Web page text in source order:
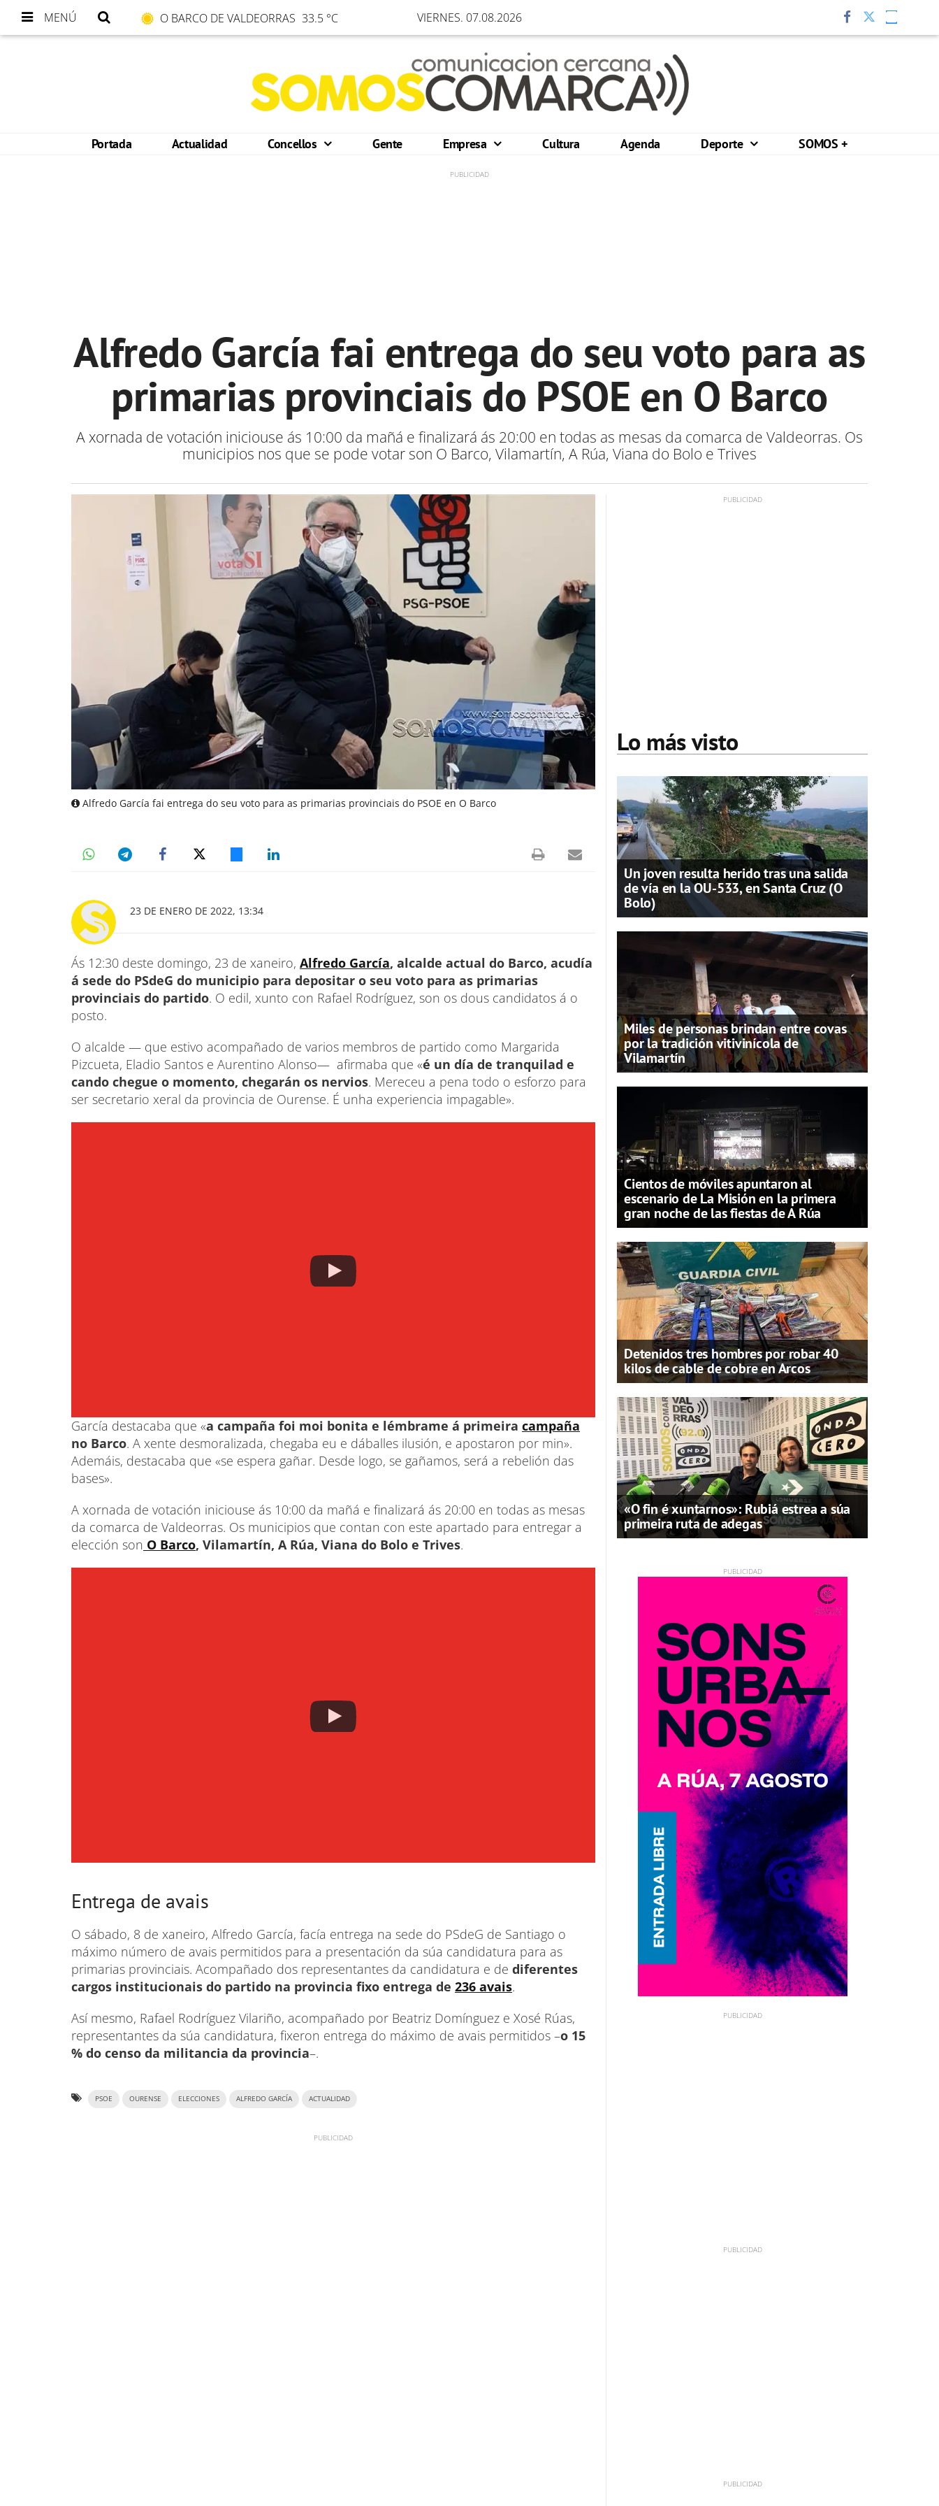
MENÚ O BARCO DE VALDEORRAS 33.5 °C VIERNES. 07.08.2026
Portada Actualidad Concellos Gente Empresa Cultura Agenda Deporte SOMOS +
Alfredo García fai entrega do seu voto para as
primarias provinciais do PSOE en O Barco
A xornada de votación iniciouse ás 10:00 da mañá e finalizará ás 20:00 en todas as mesas da comarca de Valdeorras. Os
municipios nos que se pode votar son O Barco, Vilamartín, A Rúa, Viana do Bolo e Trives
Alfredo García fai entrega do seu voto para as primarias provinciais do PSOE en O Barco
23 DE ENERO DE 2022, 13:34
Ás 12:30 deste domingo, 23 de xaneiro, Alfredo García, alcalde actual do Barco, acudía
á sede do PSdeG do municipio para depositar o seu voto para as primarias
provinciais do partido. O edil, xunto con Rafael Rodríguez, son os dous candidatos á o
posto.
O alcalde — que estivo acompañado de varios membros de partido como Margarida
Pizcueta, Eladio Santos e Aurentino Alonso— afirmaba que «é un día de tranquilad e
cando chegue o momento, chegarán os nervios. Mereceu a pena todo o esforzo para
ser secretario xeral da provincia de Ourense. É unha experiencia impagable».
García destacaba que «a campaña foi moi bonita e lémbrame á primeira campaña
no Barco. A xente desmoralizada, chegaba eu e dáballes ilusión, e apostaron por min».
Ademáis, destacaba que «se espera gañar. Desde logo, se gañamos, será a rebelión das
bases».
A xornada de votación iniciouse ás 10:00 da mañá e finalizará ás 20:00 en todas as mesas
da comarca de Valdeorras. Os municipios que contan con este apartado para entregar a
elección son O Barco, Vilamartín, A Rúa, Viana do Bolo e Trives.
Entrega de avais
O sábado, 8 de xaneiro, Alfredo García, facía entrega na sede do PSdeG de Santiago o
máximo número de avais permitidos para a presentación da súa candidatura para as
primarias provinciais. Acompañado dos representantes da candidatura e de diferentes
cargos institucionais do partido na provincia fixo entrega de 236 avais.
Así mesmo, Rafael Rodríguez Vilariño, acompañado por Beatriz Domínguez e Xosé Rúas,
representantes da súa candidatura, fixeron entrega do máximo de avais permitidos –o 15
% do censo da militancia da provincia–.
PSOE OURENSE ELECCIONES ALFREDO GARCÍA ACTUALIDAD
Lo más visto
Un joven resulta herido tras una salida
de vía en la OU-533, en Santa Cruz (O
Bolo)
Miles de personas brindan entre covas
por la tradición vitivinícola de
Vilamartín
Cientos de móviles apuntaron al
escenario de La Misión en la primera
gran noche de las fiestas de A Rúa
Detenidos tres hombres por robar 40
kilos de cable de cobre en Arcos
«O fin é xuntarnos»: Rubiá estrea a súa
primeira ruta de adegas